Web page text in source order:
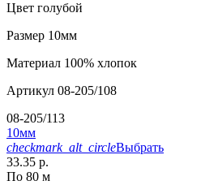
Цвет голубой
Размер 10мм
Материал 100% хлопок
Артикул 08-205/108
08-205/113
10мм
checkmark_alt_circleВыбрать
33.35 р.
По 80 м